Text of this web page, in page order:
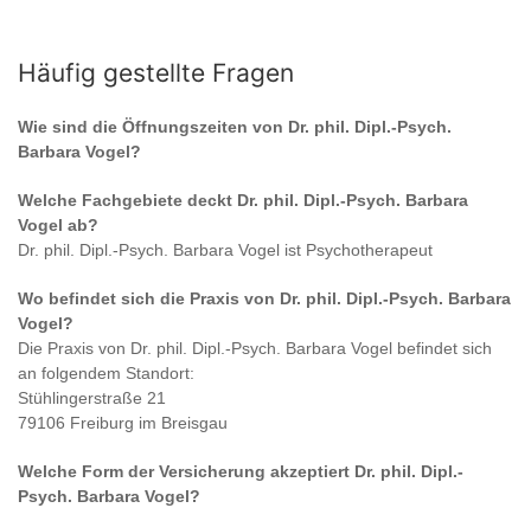
Häufig gestellte Fragen
Wie sind die Öffnungszeiten von Dr. phil. Dipl.-Psych.
Barbara Vogel?
Welche Fachgebiete deckt Dr. phil. Dipl.-Psych. Barbara
Vogel ab?
Dr. phil. Dipl.-Psych. Barbara Vogel ist Psychotherapeut
Wo befindet sich die Praxis von Dr. phil. Dipl.-Psych. Barbara
Vogel?
Die Praxis von Dr. phil. Dipl.-Psych. Barbara Vogel befindet sich
an folgendem Standort:
Stühlingerstraße 21
79106 Freiburg im Breisgau
Welche Form der Versicherung akzeptiert Dr. phil. Dipl.-
Psych. Barbara Vogel?